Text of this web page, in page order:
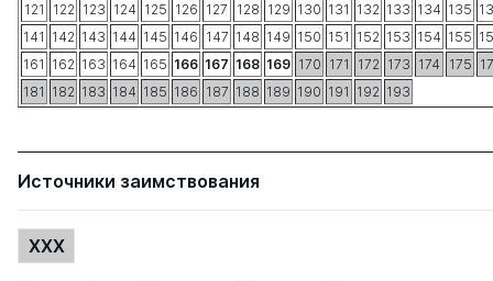
121
122 123 124 125 126 127 128 129 130 131 132 133 134 135
141 142 143 144 145 146 147 148 149 150 151 152 153 154 155
161 162 163 164 165 166 167 168 169 170 171 172 173 174 175
181 182 183 184 185 186 187 188 189 190 191 192 193
Источники заимствования
XXX